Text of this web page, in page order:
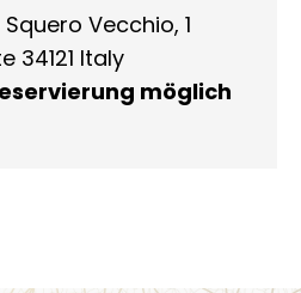
Vecchio, 1
34121 Italy
möglich